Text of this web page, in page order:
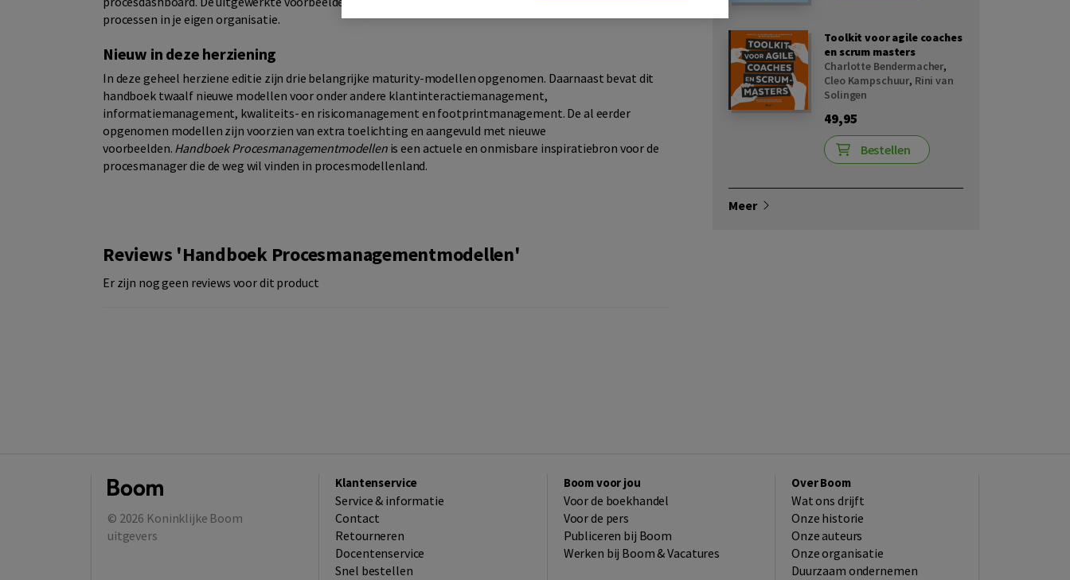
processen in je eigen organisatie.
Nieuw in deze herziening
In deze geheel herziene editie zijn drie belangrijke maturity-modellen opgenomen. Daarnaast bevat dit
handboek twaalf nieuwe modellen voor onder andere klantinteractiemanagement,
informatiemanagement, kwaliteits- en risicomanagement en footprintmanagement. De al eerder
opgenomen modellen zijn voorzien van extra toelichting en aangevuld met nieuwe
voorbeelden. Handboek Procesmanagementmodellenis een actuele en onmisbare inspiratiebron voor de
procesmanager die de weg wil vinden in procesmodellenland.
Reviews 'Handboek Procesmanagementmodellen'
Er zijn nog geen reviews voor dit product
Toolkit voor agile coaches
en scrum masters
Charlotte Bendermacher,
Cleo Kampschuur, Rini van
Solingen
49,95
Bestellen
Meer
© 2026 Koninklijke Boom
uitgevers
Klantenservice
Service & informatie
Contact
Retourneren
Docentenservice
Snel bestellen
Boom voor jou
Voor de boekhandel
Voor de pers
Publiceren bij Boom
Werken bij Boom & Vacatures
Over Boom
Wat ons drijft
Onze historie
Onze auteurs
Onze organisatie
Duurzaam ondernemen